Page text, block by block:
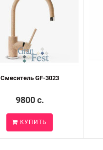
Смеситель GF-3023
9800 c.
КУПИТЬ